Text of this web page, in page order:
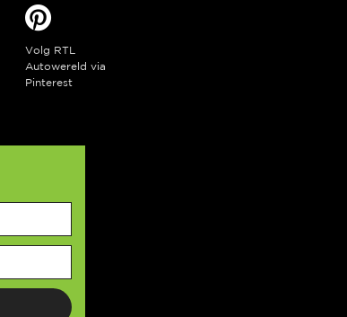
Volg RTL
Autowereld via
Pinterest